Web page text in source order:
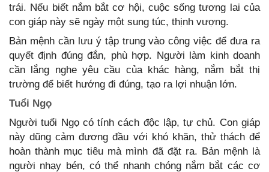
trái. Nếu biết nắm bắt cơ hội, cuộc sống tương lai của
con giáp này sẽ ngày một sung túc, thịnh vượng.
Bản mệnh cần lưu ý tập trung vào công việc để đưa ra
quyết định đúng đắn, phù hợp. Người làm kinh doanh
cần lắng nghe yêu cầu của khác hàng, nắm bắt thị
trường để biết hướng đi đúng, tạo ra lợi nhuận lớn.
Tuổi Ngọ
Người tuổi Ngọ có tính cách độc lập, tự chủ. Con giáp
này dũng cảm đương đầu với khó khăn, thử thách để
hoàn thành mục tiêu mà mình đã đặt ra. Bản mệnh là
người nhạy bén, có thể nhanh chóng nắm bắt các cơ